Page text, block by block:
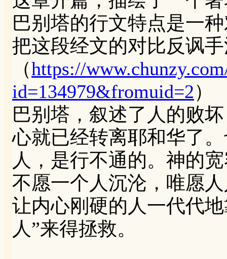
巴别塔的行文特点是一
把这段经文的对比反讽
（https://
id=134979&fromuid=2）
巴别塔，叙述了人的败
心就已经转离耶和华了
人，是行不通的。神的
不愿一个人沉沦，唯愿
让内心刚硬的人一代代
人”来得拯救。